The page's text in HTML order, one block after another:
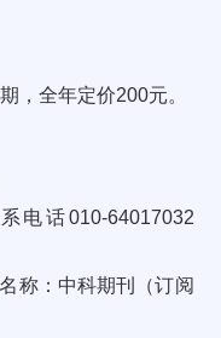
期，全年定价200元。
电话010-64017032
称：中科期刊（订阅